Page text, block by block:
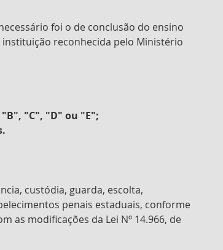
foi o de conclusão do ensino
reconhecida pelo Ministério
"C", "D" ou "E";
custódia, guarda, escolta,
penais estaduais, conforme
as modificações da Lei Nº 14.966, de